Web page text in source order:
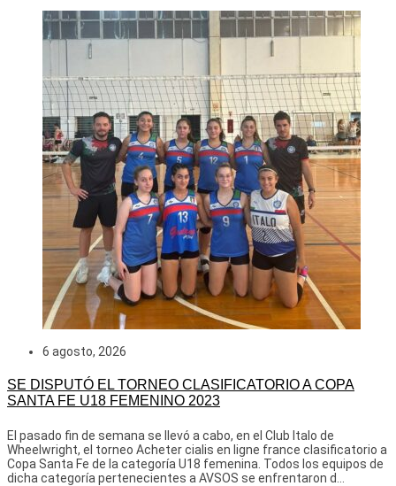
6 agosto, 2026
SE DISPUTÓ EL TORNEO CLASIFICATORIO A COPA
SANTA FE U18 FEMENINO 2023
El pasado fin de semana se llevó a cabo, en el Club Italo de
Wheelwright, el torneo Acheter cialis en ligne france clasificatorio a
Copa Santa Fe de la categoría U18 femenina. Todos los equipos de
dicha categoría pertenecientes a AVSOS se enfrentaron d...